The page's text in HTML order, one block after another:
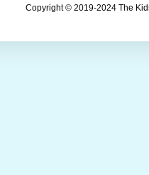
Copyright © 2019-2024 The